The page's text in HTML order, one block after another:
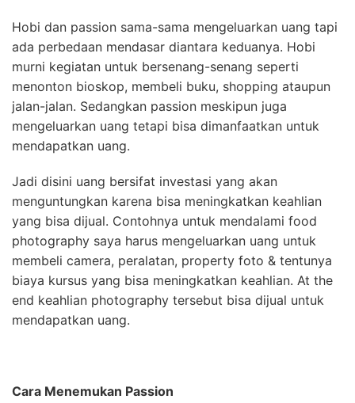
Hobi dan passion sama-sama mengeluarkan uang tapi
ada perbedaan mendasar diantara keduanya. Hobi
murni kegiatan untuk bersenang-senang seperti
menonton bioskop, membeli buku, shopping ataupun
jalan-jalan. Sedangkan passion meskipun juga
mengeluarkan uang tetapi bisa dimanfaatkan untuk
mendapatkan uang.
Jadi disini uang bersifat investasi yang akan
menguntungkan karena bisa meningkatkan keahlian
yang bisa dijual. Contohnya untuk mendalami food
photography saya harus mengeluarkan uang untuk
membeli camera, peralatan, property foto & tentunya
biaya kursus yang bisa meningkatkan keahlian. At the
end keahlian photography tersebut bisa dijual untuk
mendapatkan uang.
Cara Menemukan Passion